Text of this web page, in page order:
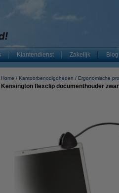
Klantendienst Zakelijk Blog
Home Kantoorbenodigdheden Ergonomische
Kensington flexclip documenthouder